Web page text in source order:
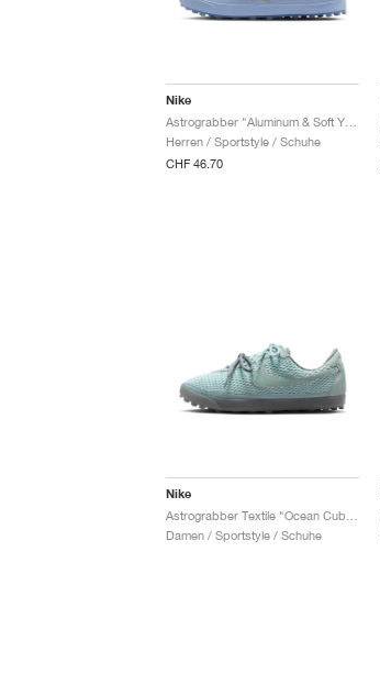
Nike
Herren / Sportstyle / Schuhe
CHF 46.70
Nike
Damen / Sportstyle / Schuhe